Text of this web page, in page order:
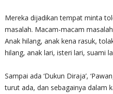
Mereka dijadikan tempat minta
masalah. Macam-macam
Anak hilang, anak kena rasuk,
hilang, anak lari, isteri lari, suami
Sampai ada ‘Dukun Diraja’,
turut ada, dan sebagainya dalam